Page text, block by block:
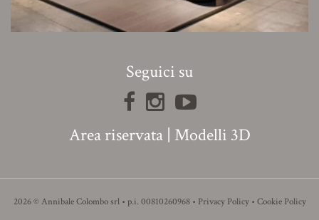
Seguici su
Area riservata| Modelli 3D
2026 © Annibale Colombo srl • p.i. 00810260968 • Privacy Policy• Cookie Policy